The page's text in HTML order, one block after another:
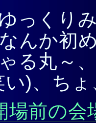
っくり
んか初
る丸～
い)、ち
場前の会